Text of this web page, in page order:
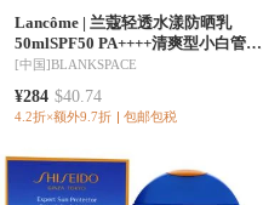
Lancôme| 兰蔻轻透水漾防晒乳
50mlSPF50 PA++++清爽型小白管防
晒霜新旧款随机发
[中国]BLANKSPACE
¥284 $40.74
4.2折×额外9.7折 包邮包税